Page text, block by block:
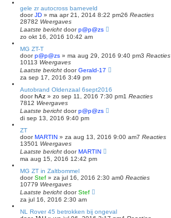
gele zr autocross barneveld
doorJD » ma apr 21, 2014 8:22 pm26 Reacties
28782 Weergaves
Laatste bericht doorp@p@zs
zo okt 16, 2016 10:42 am
MG ZT-T
doorp@p@zs » ma aug 29, 2016 9:40 pm3 Reacties
10113 Weergaves
Laatste bericht doorGerald-17
za sep 17, 2016 3:49 pm
Autobrand Oldenzaal 6sept2016
doorhAz » zo sep 11, 2016 7:30 pm1 Reacties
7812 Weergaves
Laatste bericht doorp@p@zs
di sep 13, 2016 9:40 pm
ZT
doorMARTIN » za aug 13, 2016 9:00 am7 Reacties
13501 Weergaves
Laatste bericht doorMARTIN
ma aug 15, 2016 12:42 pm
MG ZT in Zaltbommel
doorStef » za jul 16, 2016 2:30 am0 Reacties
10779 Weergaves
Laatste bericht doorStef
za jul 16, 2016 2:30 am
NL Rover 45 betrokken bij ongeval